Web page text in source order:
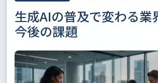
生成AIの普及で変わる業
今後の課題